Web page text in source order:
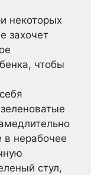
некоторых
захочет
чтобы
в нерабочее
стул,